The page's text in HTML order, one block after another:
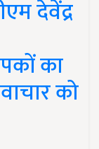
देवेंद्र
का
को